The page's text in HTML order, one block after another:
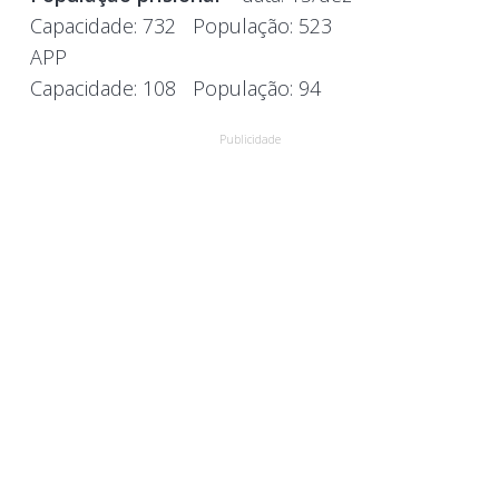
Capacidade: 732 População: 523
APP
Capacidade: 108 População: 94
Publicidade